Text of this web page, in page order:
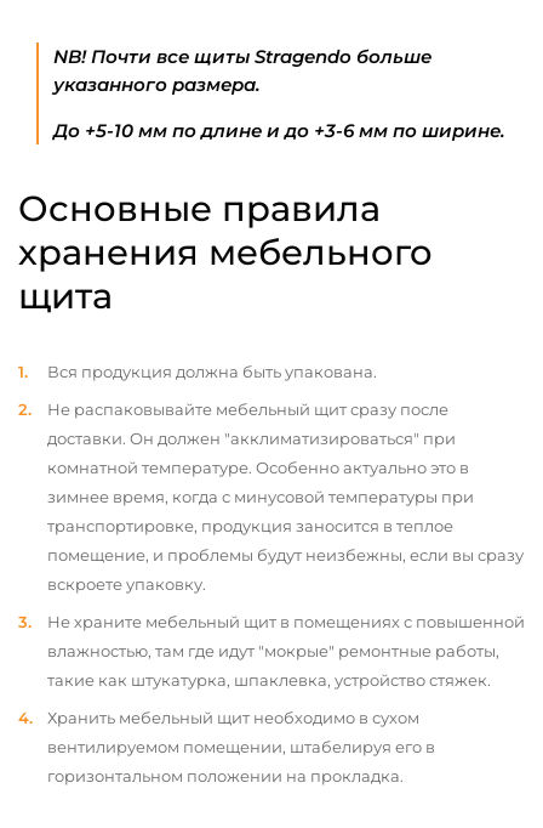
NB! Почти все щиты Stragendo больше
указанного размера.
До +5-10 мм по длине и до +3-6 мм по ширине.
Основные правила
хранения мебельного
щита
Вся продукция должна быть упакована.
Не распаковывайте мебельный щит сразу после
доставки. Он должен "акклиматизироваться" при
комнатной температуре. Особенно актуально это в
зимнее время, когда с минусовой температуры при
транспортировке, продукция заносится в теплое
помещение, и проблемы будут неизбежны, если вы сразу
вскроете упаковку.
Не храните мебельный щит в помещениях с повышенной
влажностью, там где идут "мокрые" ремонтные работы,
такие как штукатурка, шпаклевка, устройство стяжек.
Хранить мебельный щит необходимо в сухом
вентилируемом помещении, штабелируя его в
горизонтальном положении на прокладка.